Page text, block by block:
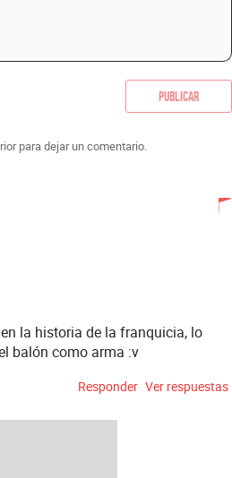
Publicar
para dejar un comentario.
la historia de la franquicia, lo
balón como arma :v
Responder Ver respuestas